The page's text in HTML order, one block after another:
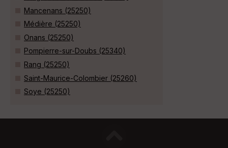
Mancenans (25250)
Médière (25250)
Onans (25250)
Pompierre-sur-Doubs (25340)
Rang (25250)
Saint-Maurice-Colombier (25260)
Soye (25250)